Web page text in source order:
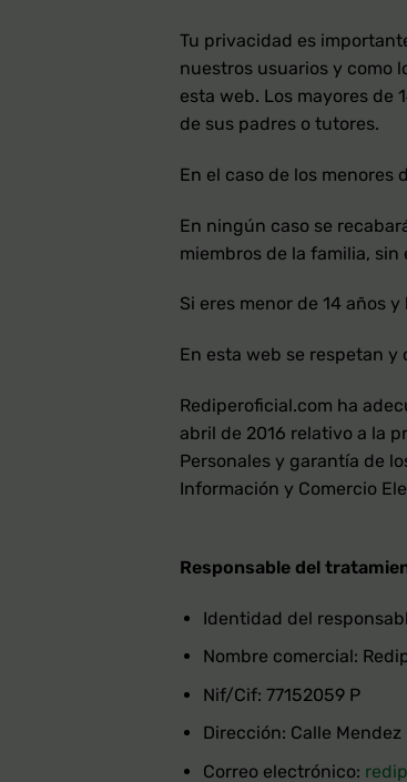
Tu privacidad es
nuestros usuarios y como
esta web. Los mayores
de sus padres o tutores.
En el caso de los menores
En ningún caso se
miembros de la familia,
Si eres menor de 14 años
En esta web se respetan
Rediperoficial.com ha
abril de 2016 relativo a la
Personales y garantía de
Información y Comercio
Responsable del
Identidad del
Nombre comercial:
Nif/Cif: 77152059 P
Dirección: Calle
Correo electrónico: